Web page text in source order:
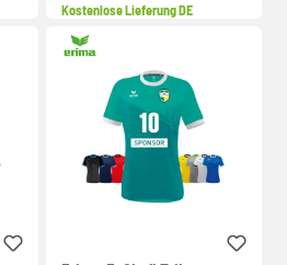
Kostenlose Lieferung DE